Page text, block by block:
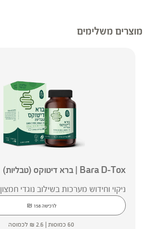
מוצרים משלימים
Bara D-Tox | ברא דיטוקס (טבליות)
ניקוי וחידוש מערכות בשילוב נוגדי חמצון
לרכישה ₪ 158
60 כמוסות | ₪ 2.6 לכמוסה